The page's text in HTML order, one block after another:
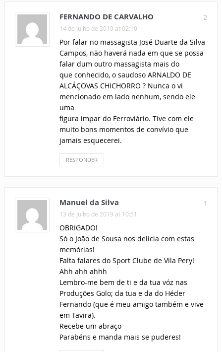
2
FERNANDO DE CARVALHO
14 de Julho de 2019 at 02:10
Por falar no massagista José Duarte da Silva
Campos, não haverá nada em que se possa
falar dum outro massagista mais do
que conhecido, o saudoso ARNALDO DE
ALCÁÇOVAS CHICHORRO ? Nunca o vi
mencionado em lado nenhum, sendo ele
uma
figura impar do Ferroviário. Tive com ele
muito bons momentos de convívio que
jamais esquecerei.
RESPONDER
1
Manuel da Silva
13 de Julho de 2019 at 10:51
OBRIGADO!
Só o João de Sousa nos delicia com estas
memórias!
Falta falares do Sport Clube de Vila Pery!
Ahh ahh ahhh
Lembro-me bem de ti e da tua vóz nas
Produções Golo; da tua e da do Héder
Fernando (que é meu amigo também e vive
em Tavira).
Recebe um abraço
Parabéns e manda mais se puderes!